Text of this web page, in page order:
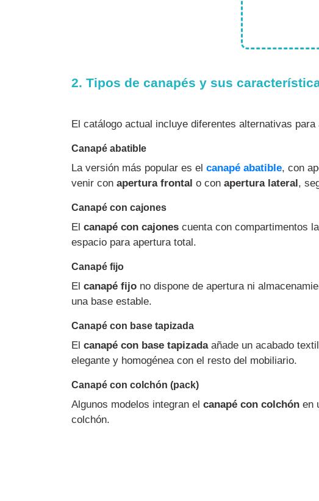
2. Tipos de canapés y sus
El catálogo actual incluye diferentes alternativas
Canapé abatible
La versión más popular es el canapé abatible, con
venir con apertura frontal o con apertura lateral,
Canapé con cajones
El canapé con cajones cuenta con compartimentos
espacio para apertura total.
Canapé fijo
El canapé fijo no dispone de apertura ni
una base estable.
Canapé con base tapizada
El canapé con base tapizadaañade un acabado
elegante y homogénea con el resto del mobiliario.
Canapé con colchón (pack)
Algunos modelos integran el canapé con colchón en
colchón.